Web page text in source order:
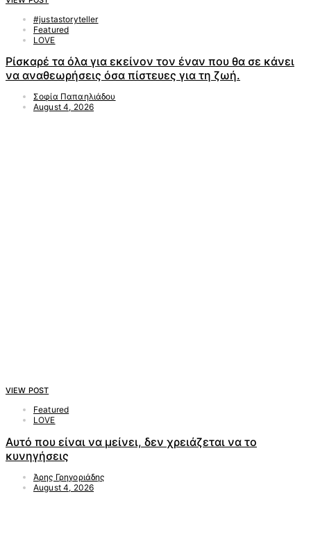
#justastoryteller
Featured
LOVE
Ρίσκαρέ τα όλα για εκείνον τον έναν που θα σε κάνει
να αναθεωρήσεις όσα πίστευες για τη ζωή.
Σοφία Παπαηλιάδου
August 4, 2026
VIEW POST
Featured
LOVE
Αυτό που είναι να μείνει, δεν χρειάζεται να το
κυνηγήσεις
Άρης Γρηγοριάδης
August 4, 2026